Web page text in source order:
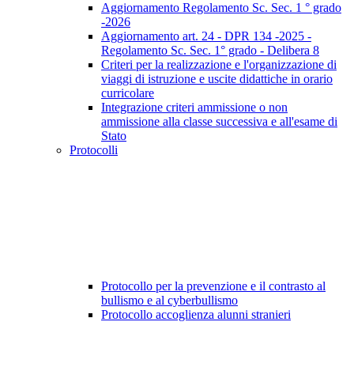
Aggiornamento Regolamento Sc. Sec. 1 ° grado
-2026
Aggiornamento art. 24 - DPR 134 -2025 -
Regolamento Sc. Sec. 1° grado - Delibera 8
Criteri per la realizzazione e l'organizzazione di
viaggi di istruzione e uscite didattiche in orario
curricolare
Integrazione criteri ammissione o non
ammissione alla classe successiva e all'esame di
Stato
Protocolli
Protocollo per la prevenzione e il contrasto al
bullismo e al cyberbullismo
Protocollo accoglienza alunni stranieri